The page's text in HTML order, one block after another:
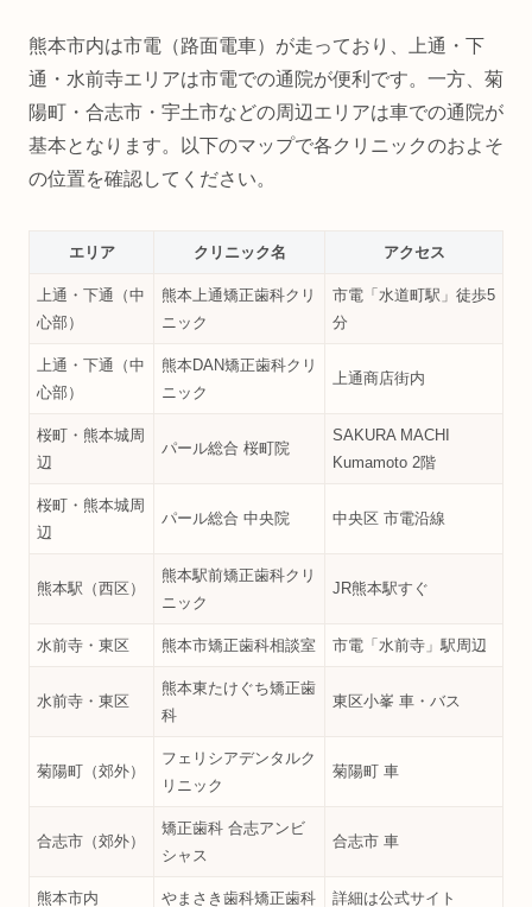
熊本市内は市電（路面電車）が走っており、上通・下
通・水前寺エリアは市電での通院が便利です。一方、菊
陽町・合志市・宇土市などの周辺エリアは車での通院が
基本となります。以下のマップで各クリニックのおよそ
の位置を確認してください。
エリア クリニック名 アクセス
上通・下通（中
心部）
熊本上通矯正歯科クリ
ニック
市電「水道町駅」徒歩5
分
上通・下通（中
心部）
熊本DAN矯正歯科クリ
ニック
上通商店街内
桜町・熊本城周
辺
パール総合 桜町院
SAKURA MACHI
Kumamoto 2階
桜町・熊本城周
辺
パール総合 中央院 中央区 市電沿線
熊本駅（西区）
熊本駅前矯正歯科クリ
ニック
JR熊本駅すぐ
水前寺・東区 熊本市矯正歯科相談室 市電「水前寺」駅周辺
水前寺・東区
熊本東たけぐち矯正歯
科
東区小峯 車・バス
菊陽町（郊外）
フェリシアデンタルク
リニック
菊陽町 車
合志市（郊外）
矯正歯科 合志アンビ
シャス
合志市 車
熊本市内 やまさき歯科矯正歯科 詳細は公式サイト